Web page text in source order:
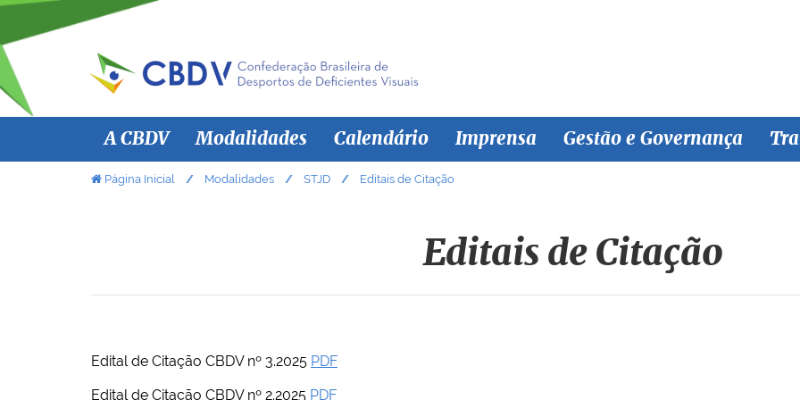
A CBDV Modalidades Calendário Imprensa Gestão e Governança
V
q
Página Inicial Modalidades STJD Editais de Citação
Editais de Citação
Edital de Citação CBDV nº 3.2025 PDF
Edital de Citação CBDV nº 2.2025 PDF